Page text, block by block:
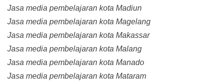
Jasa media pembelajaran kota Madiun
Jasa media pembelajaran kota Magelang
Jasa media pembelajaran kota Makassar
Jasa media pembelajaran kota Malang
Jasa media pembelajaran kota Manado
Jasa media pembelajaran kota Mataram